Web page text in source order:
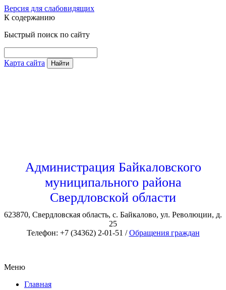
Версия для слабовидящих
К содержанию
Быстрый поиск по сайту
Карта сайта Найти
Администрация Байкаловского
муниципального района
Свердловской области
623870, Свердловская область, с. Байкалово, ул. Революции, д.
25
Телефон: +7 (34362) 2-01-51 /Обращения граждан
Меню
Главная